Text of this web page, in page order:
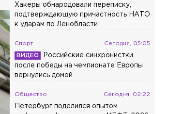
Хакеры обнародовали переписку,
подтверждающую причастность НАТО
к ударам по Ленобласти
Спорт Сегодня, 05:05
Российские синхронистки
после победы на чемпионате Европы
вернулись домой
Общество Сегодня, 02:22
Петербург поделился опытом